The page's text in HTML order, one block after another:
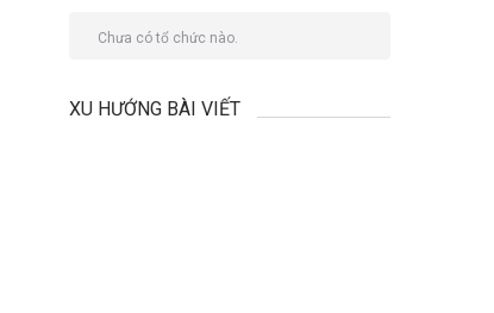
Chưa có tổ chức nào.
XU HƯỚNG BÀI VIẾT